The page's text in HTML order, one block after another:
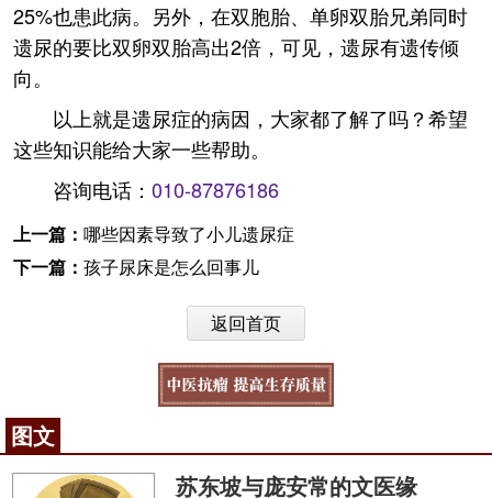
25%也患此病。另外，在双胞胎、单卵双胎兄弟同时
遗尿的要比双卵双胎高出2倍，可见，遗尿有遗传倾
向。
以上就是遗尿症的病因，大家都了解了吗？希望
这些知识能给大家一些帮助。
咨询电话： 010-87876186
上一篇： 哪些因素导致了小儿遗尿症
下一篇： 孩子尿床是怎么回事儿
返回首页
图文
苏东坡与庞安常的文医缘